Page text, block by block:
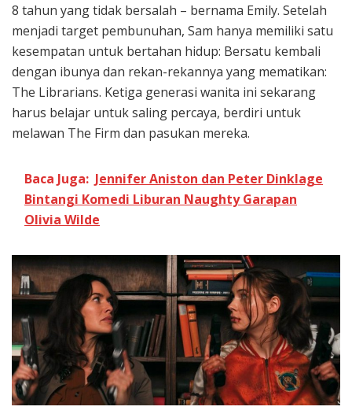
8 tahun yang tidak bersalah – bernama Emily. Setelah
menjadi target pembunuhan, Sam hanya memiliki satu
kesempatan untuk bertahan hidup: Bersatu kembali
dengan ibunya dan rekan-rekannya yang mematikan:
The Librarians. Ketiga generasi wanita ini sekarang
harus belajar untuk saling percaya, berdiri untuk
melawan The Firm dan pasukan mereka.
Baca Juga: Jennifer Aniston dan Peter Dinklage
Bintangi Komedi Liburan Naughty Garapan
Olivia Wilde